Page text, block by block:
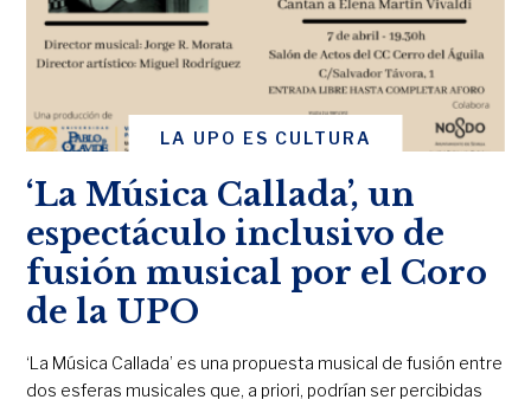
LA UPO ES CULTURA
‘La Música Callada’, un
espectáculo inclusivo de
fusión musical por el Coro
de la UPO
‘La Música Callada’ es una propuesta musical de fusión entre
dos esferas musicales que, a priori, podrían ser percibidas